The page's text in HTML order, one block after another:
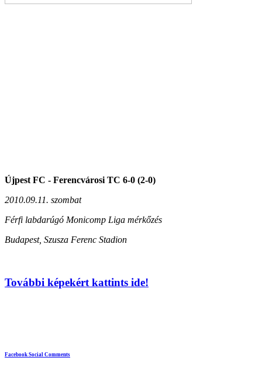
Újpest FC - Ferencvárosi TC 6-0 (2-0)
2010.09.11. szombat
Férfi labdarúgó Monicomp Liga mérkőzés
Budapest, Szusza Ferenc Stadion
További képekért kattints ide!
Facebook Social Comments